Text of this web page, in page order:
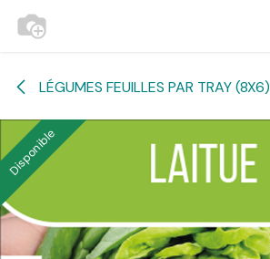
Se rendre au contenu
LÉGUMES FEUILLES PAR TRAY (8X6)
Disponible